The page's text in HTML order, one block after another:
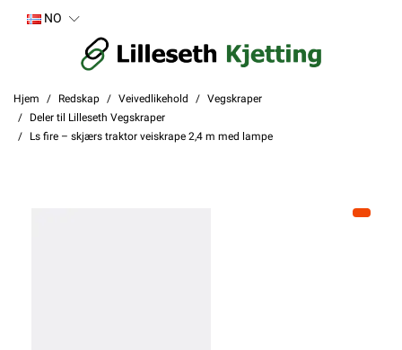
NO
Hjem Redskap Veivedlikehold
Vegskraper
Deler til Lilleseth Vegskraper
Ls fire – skjærs traktor veiskrape 2,4 m med lampe